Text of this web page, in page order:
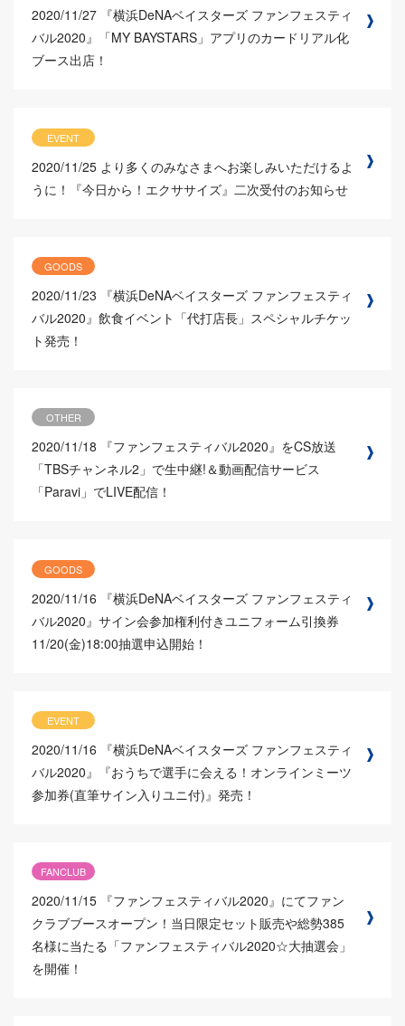
2020/11/27 『横浜DeNAベイスターズ ファンフェスティ
バル2020』「MY BAYSTARS」アプリのカードリアル化
ブース出店！
EVENT
2020/11/25 より多くのみなさまへお楽しみいただけるよ
うに！『今日から！エクササイズ』二次受付のお知らせ
GOODS
2020/11/23
『横浜DeNAベイスターズ ファンフェスティ
バル2020』飲食イベント「代打店長」スペシャルチケッ
ト発売！
OTHER
2020/11/18
『ファンフェスティバル2020』をCS放送
「TBSチャンネル2」で生中継!＆動画配信サービス
「Paravi」でLIVE配信！
GOODS
2020/11/16
『横浜DeNAベイスターズ ファンフェスティ
バル2020』サイン会参加権利付きユニフォーム引換券
11/20(金)18:00抽選申込開始！
EVENT
2020/11/16
『横浜DeNAベイスターズ ファンフェスティ
バル2020』『おうちで選手に会える！オンラインミーツ
参加券(直筆サイン入りユニ付)』発売！
FANCLUB
2020/11/15 『ファンフェスティバル2020』にてファン
クラブブースオープン！当日限定セット販売や総勢385
名様に当たる「ファンフェスティバル2020☆大抽選会」
を開催！